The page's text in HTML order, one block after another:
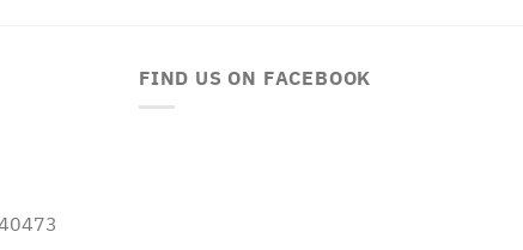
FIND US ON FACEBOOK